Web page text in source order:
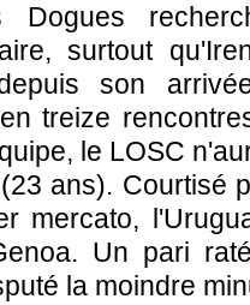
surtout
son
treize
le LOSC
ans). Courtisé
mercato,
Un pari
la moindre